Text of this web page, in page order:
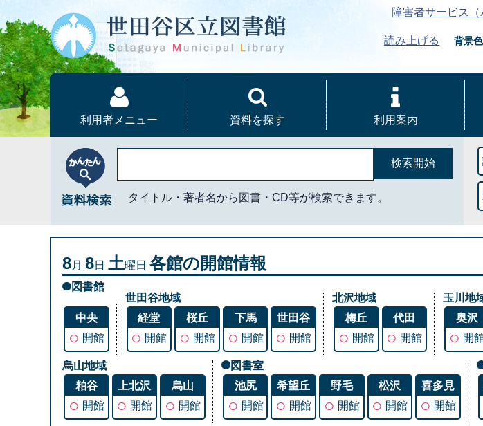
障害者サービス（
読み上げる 背景
利用者メニュー 資料を探す 利用案内
タイトル・著者名から図書・CD等が検索できます。
8月 8日 土曜日 各館の開館情報
図書館
中央
○ 開館
世田谷地域
経堂
○ 開館
桜丘
○ 開館
下馬
○ 開館
世田谷
○ 開館
北沢地域
梅丘
○ 開館
代田
○ 開館
玉川地
奥沢
○ 開
烏山地域
粕谷
○ 開館
上北沢
○ 開館
烏山
○ 開館
図書室
池尻
○ 開館
希望丘
○ 開館
野毛
○ 開館
松沢
○ 開館
喜多見
○ 開館